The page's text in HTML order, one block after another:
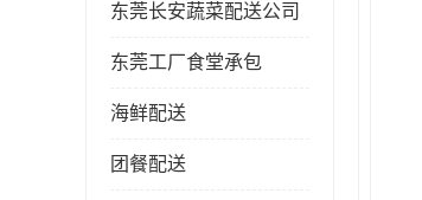
东莞长安蔬菜配送公司
东莞工厂食堂承包
海鲜配送
团餐配送